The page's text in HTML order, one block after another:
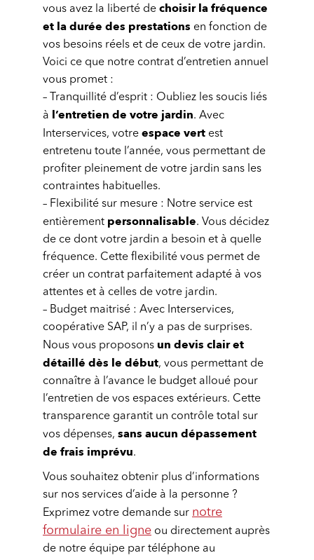
vous avez la liberté de choisir la fréquence
et la durée des prestations en fonction de
vos besoins réels et de ceux de votre jardin.
Voici ce que notre contrat d’entretien annuel
vous promet :
– Tranquillité d’esprit : Oubliez les soucis liés
à l’entretien de votre jardin. Avec
Interservices, votre espace vert est
entretenu toute l’année, vous permettant de
profiter pleinement de votre jardin sans les
contraintes habituelles.
– Flexibilité sur mesure : Notre service est
entièrement personnalisable. Vous décidez
de ce dont votre jardin a besoin et à quelle
fréquence. Cette flexibilité vous permet de
créer un contrat parfaitement adapté à vos
attentes et à celles de votre jardin.
– Budget maitrisé : Avec Interservices,
coopérative SAP, il n’y a pas de surprises.
Nous vous proposons un devis clair et
détaillé dès le début, vous permettant de
connaître à l’avance le budget alloué pour
l’entretien de vos espaces extérieurs. Cette
transparence garantit un contrôle total sur
vos dépenses, sans aucun dépassement
de frais imprévu.
Vous souhaitez obtenir plus d’informations
sur nos services d’aide à la personne ?
Exprimez votre demande sur notre
formulaire en ligne ou directement auprès
de notre équipe par téléphone au